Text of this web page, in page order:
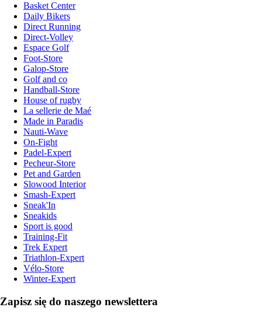
Basket Center
Daily Bikers
Direct Running
Direct-Volley
Espace Golf
Foot-Store
Galop-Store
Golf and co
Handball-Store
House of rugby
La sellerie de Maé
Made in Paradis
Nauti-Wave
On-Fight
Padel-Expert
Pecheur-Store
Pet and Garden
Slowood Interior
Smash-Expert
Sneak'In
Sneakids
Sport is good
Training-Fit
Trek Expert
Triathlon-Expert
Vélo-Store
Winter-Expert
Zapisz się do naszego newslettera